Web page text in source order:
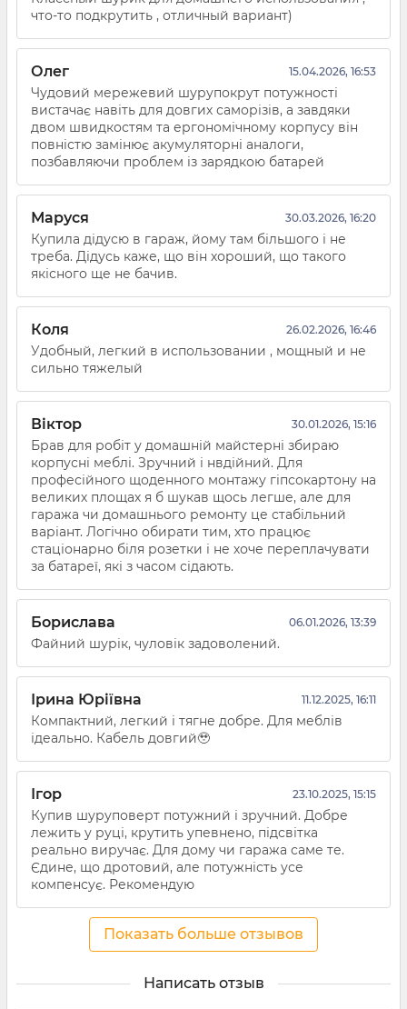
что-то подкрутить , отличный вариант)
Олег 15.04.2026, 16:53
Чудовий мережевий шурупокрут потужності
вистачає навіть для довгих саморізів, а завдяки
двом швидкостям та ергономічному корпусу він
повністю замінює акумуляторні аналоги,
позбавляючи проблем із зарядкою батарей
Маруся 30.03.2026, 16:20
Купила дідусю в гараж, йому там більшого і не
треба. Дідусь каже, що він хороший, що такого
якісного ще не бачив.
Коля 26.02.2026, 16:46
Удобный, легкий в использовании , мощный и не
сильно тяжелый
Віктор 30.01.2026, 15:16
Брав для робіт у домашній майстерні збираю
корпусні меблі. Зручний і нвдійний. Для
професійного щоденного монтажу гіпсокартону на
великих площах я б шукав щось легше, але для
гаража чи домашнього ремонту це стабільний
варіант. Логічно обирати тим, хто працює
стаціонарно біля розетки і не хоче переплачувати
за батареї, які з часом сідають.
Борислава 06.01.2026, 13:39
Файний шурік, чуловік задоволений.
Ірина Юріївна 11.12.2025, 16:11
Компактний, легкий і тягне добре. Для меблів
ідеально. Кабель довгий🥹
Ігор 23.10.2025, 15:15
Купив шуруповерт потужний і зручний. Добре
лежить у руці, крутить упевнено, підсвітка
реально виручає. Для дому чи гаража саме те.
Єдине, що дротовий, але потужність усе
компенсує. Рекомендую
Показать больше отзывов
Написать отзыв